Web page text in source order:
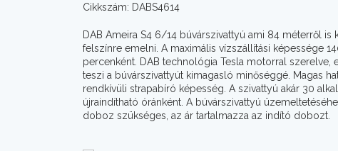
Cikkszám: DABS4614
DAB Ameira S4 6/14 búvárszivattyú ami 84 méterről is
felszínre emelni. A maximális vízszállítási képessége
percenként. DAB technológia Tesla motorral szerelve,
teszi a búvárszivattyút kimagasló minőséggé. Magas
rendkívüli strapabíró képesség. A szivattyú akár 30
újraindítható óránként. A búvárszivattyú
doboz szükséges, az ár tartalmazza az indító dobozt.